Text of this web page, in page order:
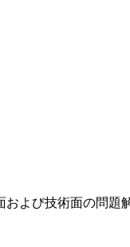
よび技術面の問題